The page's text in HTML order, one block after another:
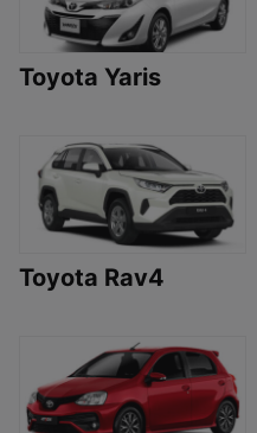
Toyota Yaris
Toyota Rav4